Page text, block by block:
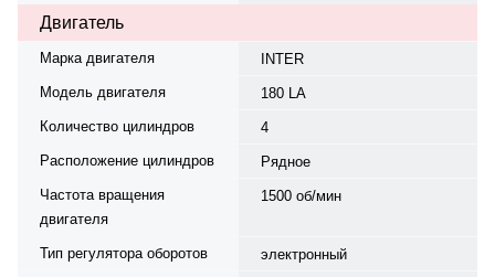
Двигатель
Марка двигателя
INTER
Модель двигателя
180 LA
Количество цилиндров
4
Расположение цилиндров
Рядное
Частота вращения
двигателя
1500 об/мин
Тип регулятора оборотов
электронный